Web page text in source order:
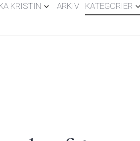
KRISTIN ARKIV KATEGORIER